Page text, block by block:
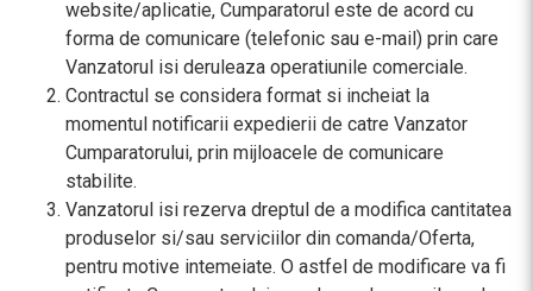
website/aplicatie, Cumparatorul este de acord cu
forma de comunicare (telefonic sau e-mail) prin care
Vanzatorul isi deruleaza operatiunile comerciale.
Contractul se considera format si incheiat la
momentul notificarii expedierii de catre Vanzator
Cumparatorului, prin mijloacele de comunicare
stabilite.
Vanzatorul isi rezerva dreptul de a modifica cantitatea
produselor si/sau serviciilor din comanda/Oferta,
pentru motive intemeiate. O astfel de modificare va fi